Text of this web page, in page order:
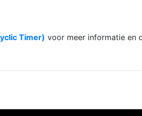
Timer) voor meer informatie en